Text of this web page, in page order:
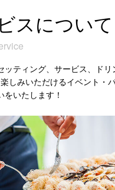
スについて
ティング、サービス、ドリ
しみいただけるイベント・
をいたします！